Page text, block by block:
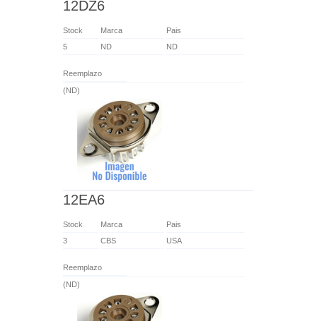
12DZ6
Stock Marca
Pais
5
ND ND
Reemplazo
(ND)
12EA6
Stock Marca
Pais
3
CBS USA
Reemplazo
(ND)